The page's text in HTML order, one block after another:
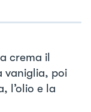
crema il
vaniglia, poi
l’olio e la